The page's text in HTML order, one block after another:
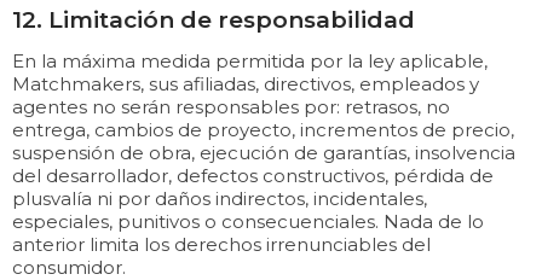
12. Limitación de responsabilidad
En la máxima medida permitida por la ley aplicable,
Matchmakers, sus afiliadas, directivos, empleados y
agentes no serán responsables por: retrasos, no
entrega, cambios de proyecto, incrementos de precio,
suspensión de obra, ejecución de garantías, insolvencia
del desarrollador, defectos constructivos, pérdida de
plusvalía ni por daños indirectos, incidentales,
especiales, punitivos o consecuenciales. Nada de lo
anterior limita los derechos irrenunciables del
consumidor.